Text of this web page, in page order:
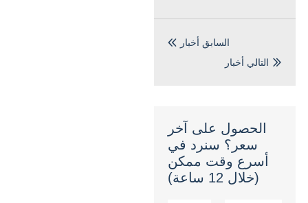
 السابق أخبار
 التالي أخبار
الحصول على آخر
سعر؟ سنرد في
أسرع وقت ممكن
(خلال 12 ساعة)